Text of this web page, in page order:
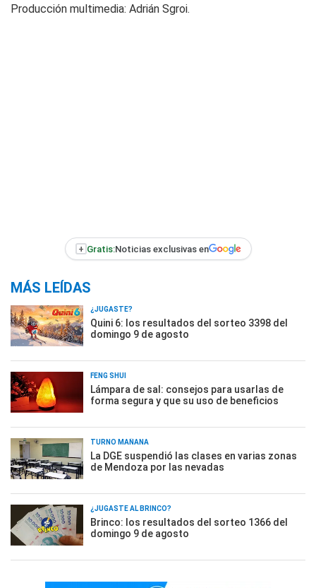
Producción multimedia: Adrián Sgroi.
+ Gratis:Noticias exclusivas en
MÁS LEÍDAS
¿JUGASTE?
Quini 6: los resultados del sorteo 3398 del
domingo 9 de agosto
FENG SHUI
Lámpara de sal: consejos para usarlas de
forma segura y que su uso de beneficios
TURNO MAÑANA
La DGE suspendió las clases en varias zonas
de Mendoza por las nevadas
¿JUGASTE AL BRINCO?
Brinco: los resultados del sorteo 1366 del
domingo 9 de agosto